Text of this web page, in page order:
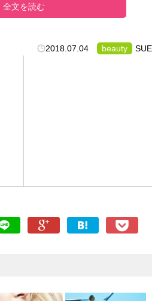
全文を読む
2018.07.04 beauty SUE